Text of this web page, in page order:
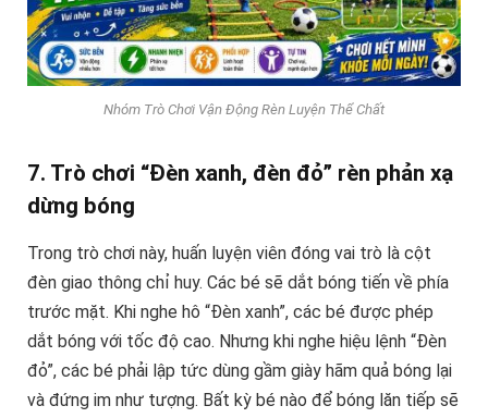
Nhóm Trò Chơi Vận Động Rèn Luyện Thể Chất
7. Trò chơi “Đèn xanh, đèn đỏ” rèn phản xạ
dừng bóng
Trong trò chơi này, huấn luyện viên đóng vai trò là cột
đèn giao thông chỉ huy. Các bé sẽ dắt bóng tiến về phía
trước mặt. Khi nghe hô “Đèn xanh”, các bé được phép
dắt bóng với tốc độ cao. Nhưng khi nghe hiệu lệnh “Đèn
đỏ”, các bé phải lập tức dùng gầm giày hãm quả bóng lại
và đứng im như tượng. Bất kỳ bé nào để bóng lăn tiếp sẽ